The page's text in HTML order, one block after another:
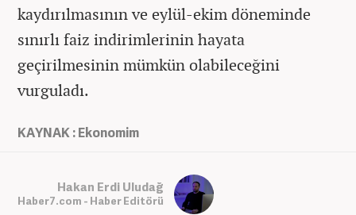
kaydırılmasının ve eylül-ekim döneminde
sınırlı faiz indirimlerinin hayata
geçirilmesinin mümkün olabileceğini
vurguladı.
KAYNAK : Ekonomim
Hakan Erdi Uludağ
Haber7.com - Haber Editörü